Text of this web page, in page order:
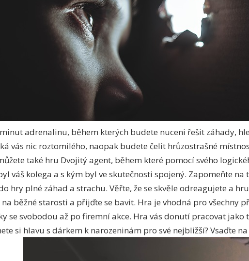
adrenalinu, během kterých budete nuceni řešit záhady,
vás nic roztomilého, naopak budete čelit hrůzostrašné
také hru Dvojitý agent, během které pomocí svého
váš kolega a s kým byl ve skutečnosti spojený. Zapomeňte na
hry plné záhad a strachu. Věřte, že se skvěle odreagujete a
běžné starosti a přijďte se bavit. Hra je vhodná pro všechny
se svobodou až po firemní akce. Hra vás donutí pracovat jako
si hlavu s dárkem k narozeninám pro své nejbližší? Vsaďte